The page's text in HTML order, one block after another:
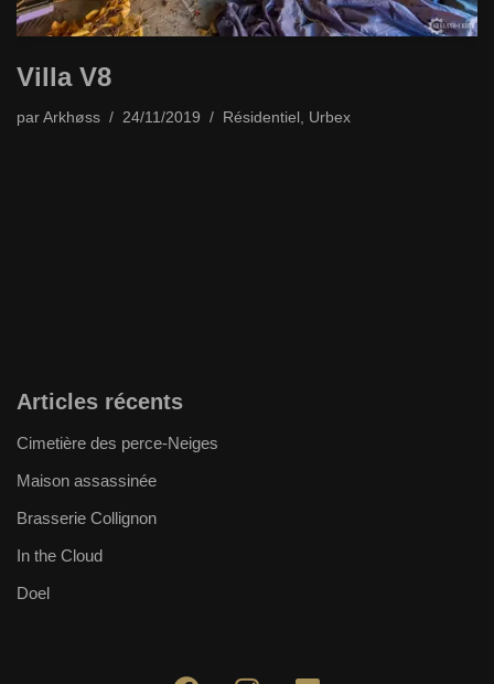
Villa V8
par Arkhøss 24/11/2019 Résidentiel , Urbex
Articles récents
Cimetière des perce-Neiges
Maison assassinée
Brasserie Collignon
In the Cloud
Doel